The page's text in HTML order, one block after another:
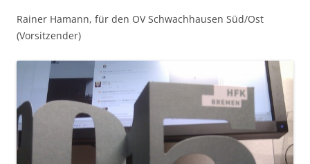
Rainer Hamann, für den OV Schwachhausen Süd/Ost
(Vorsitzender)